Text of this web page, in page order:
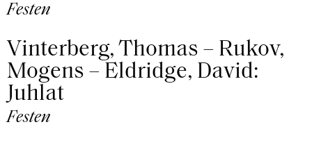
Festen
Vinterberg, Thomas – Rukov,
Mogens – Eldridge, David:
Juhlat
Festen